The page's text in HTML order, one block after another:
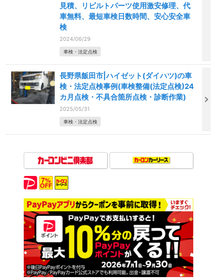
見積、リビルトパーツ使用激安修理、代
車無料、最短車検日数時間、安心安全車
検
2024/06/29
車検・法定点検
長野県飯田市|ハイゼット(ダイハツ)の車
検・法定点検事例(車検整備(法定点検)24
カ月点検・不具合箇所点検・診断作業)
2025/05/31
車検・法定点検